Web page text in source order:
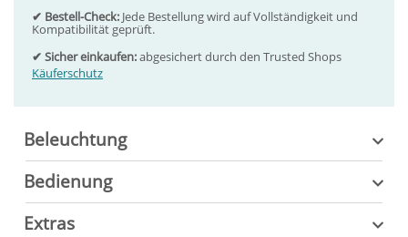
Beleuchtung
Bedienung
Extras
✔ Bestell-Check: Jede Bestellung wird auf Vollständigkeit und
Kompatibilität geprüft.
✔ Sicher einkaufen:abgesichert durch den Trusted Shops
Käuferschutz